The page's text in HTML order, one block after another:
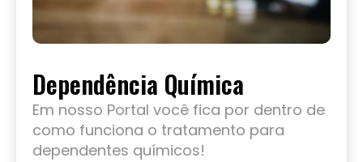
Dependência Química
Em nosso Portal você fica por dentro de
como funciona o tratamento para
dependentes químicos!